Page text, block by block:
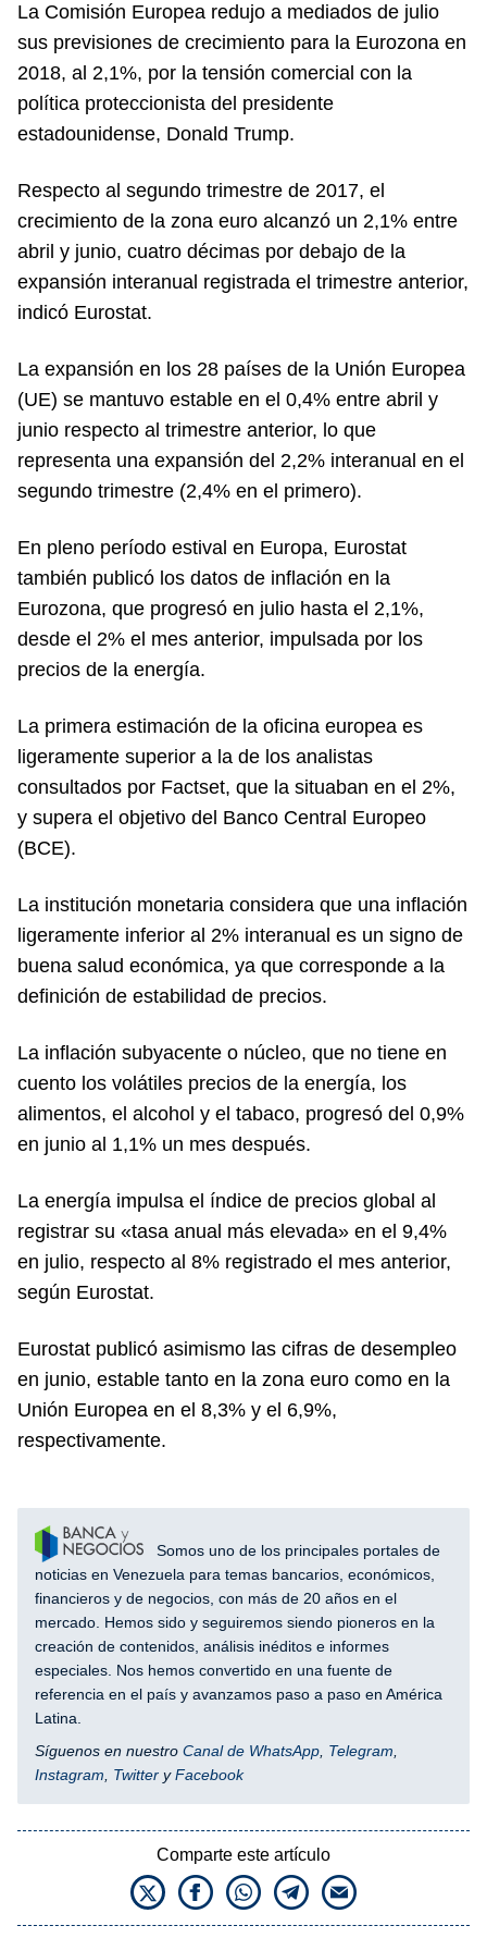
La Comisión Europea redujo a mediados de julio
sus previsiones de crecimiento para la Eurozona en
2018, al 2,1%, por la tensión comercial con la
política proteccionista del presidente
estadounidense, Donald Trump.
Respecto al segundo trimestre de 2017, el
crecimiento de la zona euro alcanzó un 2,1% entre
abril y junio, cuatro décimas por debajo de la
expansión interanual registrada el trimestre anterior,
indicó Eurostat.
La expansión en los 28 países de la Unión Europea
(UE) se mantuvo estable en el 0,4% entre abril y
junio respecto al trimestre anterior, lo que
representa una expansión del 2,2% interanual en el
segundo trimestre (2,4% en el primero).
En pleno período estival en Europa, Eurostat
también publicó los datos de inflación en la
Eurozona, que progresó en julio hasta el 2,1%,
desde el 2% el mes anterior, impulsada por los
precios de la energía.
La primera estimación de la oficina europea es
ligeramente superior a la de los analistas
consultados por Factset, que la situaban en el 2%,
y supera el objetivo del Banco Central Europeo
(BCE).
La institución monetaria considera que una inflación
ligeramente inferior al 2% interanual es un signo de
buena salud económica, ya que corresponde a la
definición de estabilidad de precios.
La inflación subyacente o núcleo, que no tiene en
cuento los volátiles precios de la energía, los
alimentos, el alcohol y el tabaco, progresó del 0,9%
en junio al 1,1% un mes después.
La energía impulsa el índice de precios global al
registrar su «tasa anual más elevada» en el 9,4%
en julio, respecto al 8% registrado el mes anterior,
según Eurostat.
Eurostat publicó asimismo las cifras de desempleo
en junio, estable tanto en la zona euro como en la
Unión Europea en el 8,3% y el 6,9%,
respectivamente.
Somos uno de los principales portales de
noticias en Venezuela para temas bancarios, económicos,
financieros y de negocios, con más de 20 años en el
mercado. Hemos sido y seguiremos siendo pioneros en la
creación de contenidos, análisis inéditos e informes
especiales. Nos hemos convertido en una fuente de
referencia en el país y avanzamos paso a paso en América
Latina.
Síguenos en nuestro Canal de WhatsApp Telegram
Instagram
Twitter yFacebook
Comparte este artículo